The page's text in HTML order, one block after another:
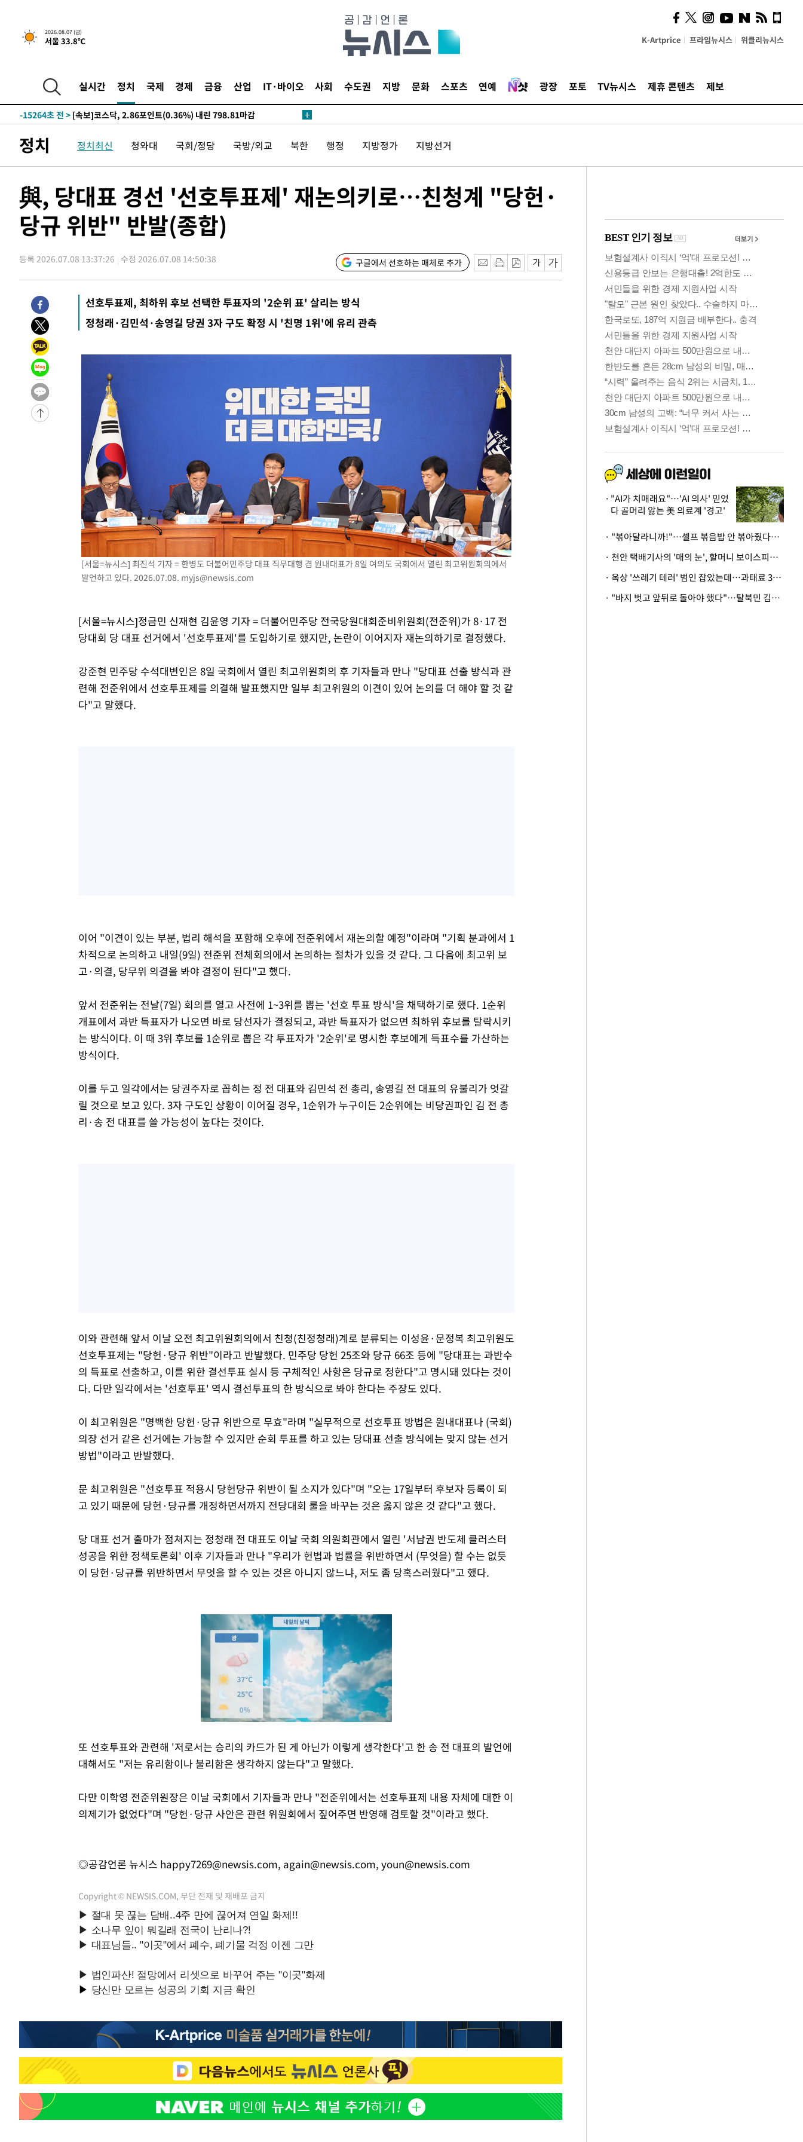
2026.08.07 (금)
서울 33.8℃ K-Artprice 프라임뉴시스 위클리뉴시스
실시간 정치 국제 경제 금융 산업 IT·바이오 사회 수도권 지방 문화 스포츠 연예 광장 포토 TV뉴시스 제휴 콘텐츠 제보
선포
-23144초 전 >[단독]중수청 지원 검사들, 정원 초과 시 낮은 계급 임용…희망지 못
갈 수도
-21115초 전 >낮 최고 37도 찜통더위…곳곳 소나기·강원 많은 비[내일날씨]
-16277초 전 >
여자배구 이재영·이다영 자매, 아제르바이잔 투란VC 입단
-15530초 전 >
-15264초 전 > [속보]코스닥, 2.86포인트(0.36%) 내린 798.81마감
-15197초 전 >
[속보]원·달러 환율, 7.7원 내린 1416.1원 마감
-15086초 전 >[속보] 노원서 40.1도 관측…서울, 2018년 이후 첫 40도
-11049초 전 >외신들도 주목한 韓축구 파문…"국민적 공분에 수사 재개"
-11020초 전 >11시간 압수수색에 성접대 파문까지…'쑥대밭' 된 축구협회
-10042초 전 >[속보]규제합리화위원회 부위원장에 김태유 서울대 공대 교수…이
-1725초 전 > [속보] 7월 중국 수출 23.9%↑ 수입 27.5%↑…무역총액 25.3%↑
18분 전 >[속보]'채상병 순직 책임' 임성근, 항소심도 징역 3년
20분 전 >
[속보]종합특검, '관저이전 봐주기 감사' 유병호 구속기소
-31669초 전 >
이란, "오만과 '중앙 단일 루트' 합의…북쪽 인바운드·남쪽 아웃바
운드는 임시"
-23237초 전 >
"낮 기온 소폭 하락"…수도권 폭염중대경보, 폭염경보로 하향
-23201초 전 >
선포
-23164초 전 >
갈 수도
-21135초 전 >
낮 최고 37도 찜통더위…곳곳 소나기·강원 많은 비[내일날씨]
-19441초 전 >
SK하이닉스, 용인·청주 팹에 54조 투자…"AI 메모리 수요 선제 대
응"
-16297초 전 >
여자배구 이재영·이다영 자매, 아제르바이잔 투란VC 입단
외국인 심판 성 접대 7경기 들여다보니…한국 축구 '5승 2무'
[속보]코스닥, 2.86포인트(0.36%) 내린 798.81마감
[속보]코스피, 6200선 약보합…0.60% 내린 6258.77에 마쳐
[속보]원·달러 환율, 7.7원 내린 1416.1원 마감
[속보] 노원서 40.1도 관측…서울, 2018년 이후 첫 40도
[속보]종합특검, '계엄 수용공간 확보' 신용해 前교정본부장 기소
외신들도 주목한 韓축구 파문…"국민적 공분에 수사 재개"
[속보]규제합리화위원회 부위원장에 김태유 서울대 공대 교수…이
[속보]국힘 윤리위, '돌려차기 발언' 진종오·서범수 징계 절차 개시
[속보]'채상병 순직 책임' 임성근, 항소심도 징역 3년
[속보]종합특검, '관저이전 봐주기 감사' 유병호 구속기소
정치 정치최신 청와대 국회/정당 국방/외교 북한 행정 지방정가 지방선거
與, 당대표 경선 '선호투표제' 재논의키로…친청계 "당헌·
당규 위반" 반발(종합)
등록 2026.07.08 13:37:26 수정 2026.07.08 14:50:38 구글에서 선호하는 매체로 추가
선호투표제, 최하위 후보 선택한 투표자의 '2순위 표' 살리는 방식
정청래·김민석·송영길 당권 3자 구도 확정 시 '친명 1위'에 유리 관측
[서울=뉴시스] 최진석 기자 = 한병도 더불어민주당 대표 직무대행 겸 원내대표가 8일 여의도 국회에서 열린 최고위원회의에서
발언하고 있다. 2026.07.08. myjs@newsis.com
[서울=뉴시스]정금민 신재현 김윤영 기자 = 더불어민주당 전국당원대회준비위원회(전준위)가 8·17 전
당대회 당 대표 선거에서 '선호투표제'를 도입하기로 했지만, 논란이 이어지자 재논의하기로 결정했다.
강준현 민주당 수석대변인은 8일 국회에서 열린 최고위원회의 후 기자들과 만나 "당대표 선출 방식과 관
련해 전준위에서 선호투표제를 의결해 발표했지만 일부 최고위원의 이견이 있어 논의를 더 해야 할 것 같
다"고 말했다.
이어 "이견이 있는 부분, 법리 해석을 포함해 오후에 전준위에서 재논의할 예정"이라며 "기획 분과에서 1
차적으로 논의하고 내일(9일) 전준위 전체회의에서 논의하는 절차가 있을 것 같다. 그 다음에 최고위 보
고·의결, 당무위 의결을 봐야 결정이 된다"고 했다.
앞서 전준위는 전날(7일) 회의를 열고 사전에 1~3위를 뽑는 '선호 투표 방식'을 채택하기로 했다. 1순위
개표에서 과반 득표자가 나오면 바로 당선자가 결정되고, 과반 득표자가 없으면 최하위 후보를 탈락시키
는 방식이다. 이 때 3위 후보를 1순위로 뽑은 각 투표자가 '2순위'로 명시한 후보에게 득표수를 가산하는
방식이다.
이를 두고 일각에서는 당권주자로 꼽히는 정 전 대표와 김민석 전 총리, 송영길 전 대표의 유불리가 엇갈
릴 것으로 보고 있다. 3자 구도인 상황이 이어질 경우, 1순위가 누구이든 2순위에는 비당권파인 김 전 총
리·송 전 대표를 쓸 가능성이 높다는 것이다.
이와 관련해 앞서 이날 오전 최고위원회의에서 친청(친정청래)계로 분류되는 이성윤·문정복 최고위원도
선호투표제는 "당헌·당규 위반"이라고 반발했다. 민주당 당헌 25조와 당규 66조 등에 "당대표는 과반수
의 득표로 선출하고, 이를 위한 결선투표 실시 등 구체적인 사항은 당규로 정한다"고 명시돼 있다는 것이
다. 다만 일각에서는 '선호투표' 역시 결선투표의 한 방식으로 봐야 한다는 주장도 있다.
이 최고위원은 "명백한 당헌·당규 위반으로 무효"라며 "실무적으로 선호투표 방법은 원내대표나 (국회)
의장 선거 같은 선거에는 가능할 수 있지만 순회 투표를 하고 있는 당대표 선출 방식에는 맞지 않는 선거
방법"이라고 반발했다.
문 최고위원은 "선호투표 적용시 당헌당규 위반이 될 소지가 있다"며 "오는 17일부터 후보자 등록이 되
고 있기 때문에 당헌·당규를 개정하면서까지 전당대회 룰을 바꾸는 것은 옳지 않은 것 같다"고 했다.
당 대표 선거 출마가 점쳐지는 정청래 전 대표도 이날 국회 의원회관에서 열린 '서남권 반도체 클러스터
성공을 위한 정책토론회' 이후 기자들과 만나 "우리가 헌법과 법률을 위반하면서 (무엇을) 할 수는 없듯
이 당헌·당규를 위반하면서 무엇을 할 수 있는 것은 아니지 않느냐, 저도 좀 당혹스러웠다"고 했다.
Mute
또 선호투표와 관련해 '저로서는 승리의 카드가 된 게 아닌가 이렇게 생각한다'고 한 송 전 대표의 발언에
대해서도 "저는 유리함이나 불리함은 생각하지 않는다"고 말했다.
다만 이학영 전준위원장은 이날 국회에서 기자들과 만나 "전준위에서는 선호투표제 내용 자체에 대한 이
의제기가 없었다"며 "당헌·당규 사안은 관련 위원회에서 짚어주면 반영해 검토할 것"이라고 했다.
◎공감언론 뉴시스 happy7269@newsis.com, again@newsis.com, youn@newsis.com
Copyright © NEWSIS.COM, 무단 전재 및 재배포 금지
시, 스마트폰 액세서리에
NFC 더했다
"AI가 치매래요"…'AI 의사' 믿었
다 골머리 앓는 美 의료계 '경고'
· "볶아달라니까!"…셀프 볶음밥 안 볶아줬다고 사장 폭행한 손님
· 천안 택배기사의 '매의 눈', 할머니 보이스피싱 피해 막아
· 옥상 '쓰레기 테러' 범인 잡았는데…과태료 3만원 처분에 숙박업주 허탈
· "바지 벗고 앞뒤로 돌아야 했다"…탈북민 김서아, 기쁨조 검사 수치심 회상